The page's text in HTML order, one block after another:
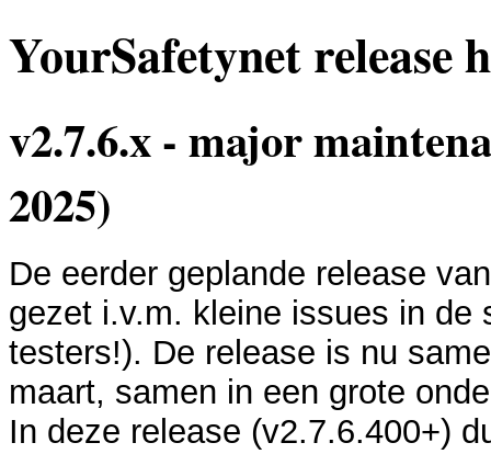
YourSafetynet release
v2.7.6.x - major
2025)
De eerder geplande release
gezet i.v.m. kleine issues in de
testers!). De release is nu
maart, samen in een grote
In deze release (v2.7.6.400+)